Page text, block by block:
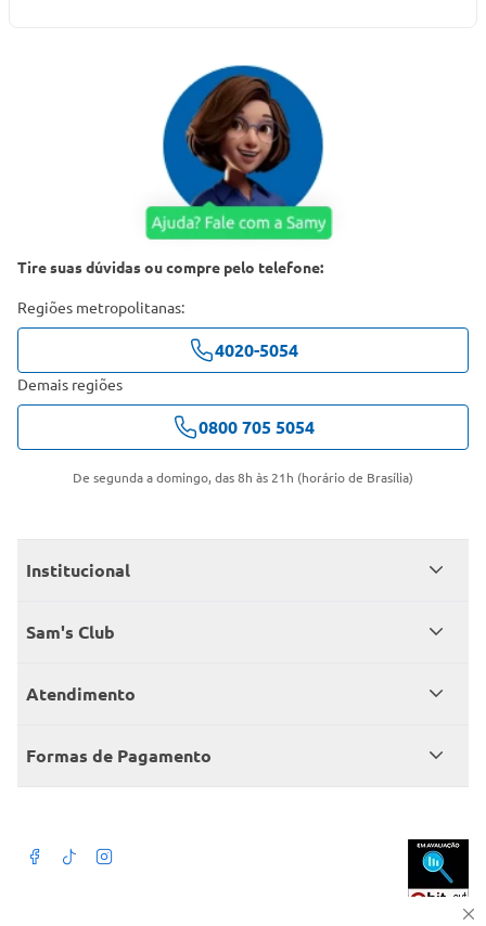
Tire suas dúvidas ou compre pelo telefone:
Regiões metropolitanas:
4020-5054
Demais regiões
0800 705 5054
De segunda a domingo, das 8h às 21h (horário de Brasília)
Institucional
Quem somos
Encontre um Clube
Sam's Club
Seja sócio
Member’s Mark
Atendimento
Fale conosco
Atendimento em libras
Formas de Pagamento